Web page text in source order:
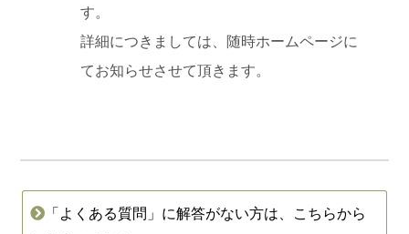
す。
詳細につきましては、随時ホームページに
てお知らせさせて頂きます。
「よくある質問」に解答がない方は、こちらから